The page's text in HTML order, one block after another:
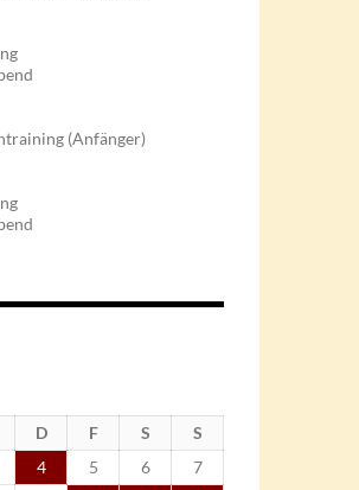
(Anfänger)
D F S
S
4 5 6
7